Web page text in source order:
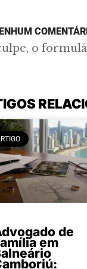
o
de
em